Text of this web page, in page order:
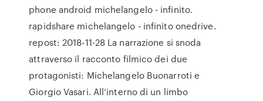
phone android michelangelo - infinito.
rapidshare michelangelo - infinito onedrive.
repost: 2018-11-28 La narrazione si snoda
attraverso il racconto filmico dei due
protagonisti: Michelangelo Buonarroti e
Giorgio Vasari. All’interno di un limbo